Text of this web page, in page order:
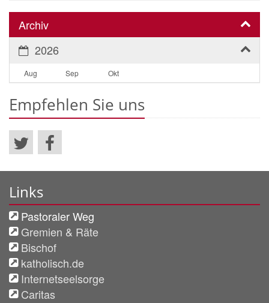
Archiv
2026
Aug Sep Okt
Empfehlen Sie uns
Links
Pastoraler Weg
Gremien & Räte
Bischof
katholisch.de
Internetseelsorge
Caritas